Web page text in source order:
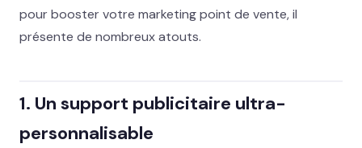
pour booster votre marketing point de vente, il
présente de nombreux atouts.
1. Un support publicitaire ultra-
personnalisable